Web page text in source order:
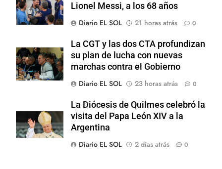
Lionel Messi, a los 68 años
Diario EL SOL
21 horas atrás 0
La CGT y las dos CTA profundizan
su plan de lucha con nuevas
marchas contra el Gobierno
Diario EL SOL
23 horas atrás 0
La Diócesis de Quilmes celebró la
visita del Papa León XIV a la
Argentina
Diario EL SOL
2 días atrás 0